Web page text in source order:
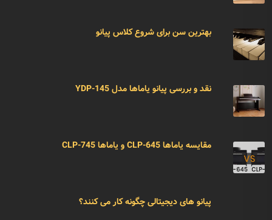
بهترین سن برای شروع کلاس پیانو
نقد و بررسی پیانو یاماها مدل YDP-145
مقایسه یاماها CLP-645 و یاماها CLP-745
پیانو های دیجیتالی چگونه کار می کنند؟